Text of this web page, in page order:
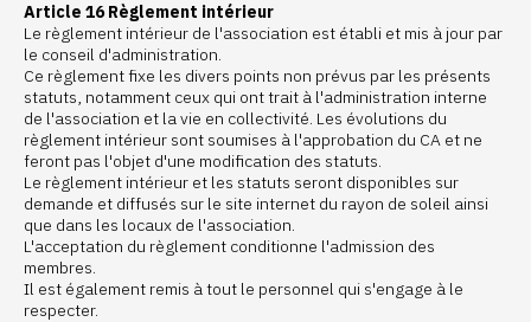
Article 16 Règlement intérieur
Le règlement intérieur de l'association est établi et mis à jour par
le conseil d'administration.
Ce règlement fixe les divers points non prévus par les présents
statuts, notamment ceux qui ont trait à l'administration interne
de l'association et la vie en collectivité. Les évolutions du
règlement intérieur sont soumises à l'approbation du CA et ne
feront pas l'objet d'une modification des statuts.
Le règlement intérieur et les statuts seront disponibles sur
demande et diffusés sur le site internet du rayon de soleil ainsi
que dans les locaux de l'association.
L'acceptation du règlement conditionne l'admission des
membres.
Il est également remis à tout le personnel qui s'engage à le
respecter.